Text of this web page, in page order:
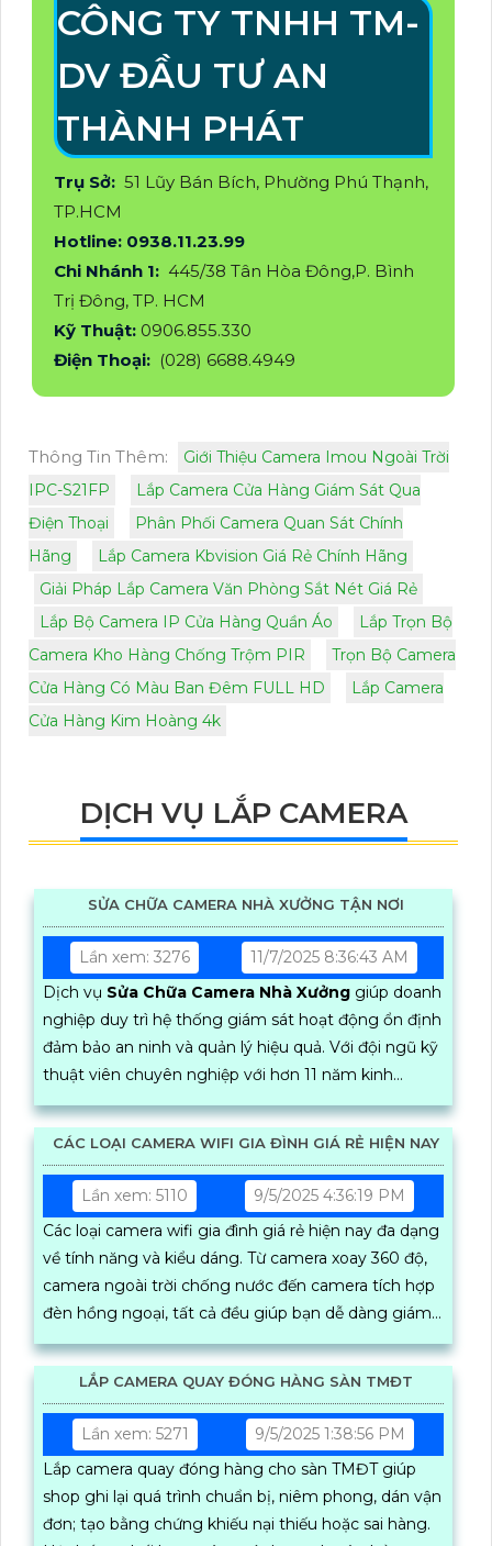
CÔNG TY TNHH TM-
DV ĐẦU TƯ AN
THÀNH PHÁT
Trụ Sở: 51 Lũy Bán Bích, Phường Phú Thạnh,
TP.HCM
Hotline: 0938.11.23.99
Chi Nhánh 1: 445/38 Tân Hòa Đông,P. Bình
Trị Đông, TP. HCM
Kỹ Thuật: 0906.855.330
Điện Thoại: (028) 6688.4949
Thông Tin Thêm:
Giới Thiệu Camera Imou Ngoài Trời
IPC-S21FP
Lắp Camera Cửa Hàng Giám Sát Qua
Điện Thoại
Phân Phối Camera Quan Sát Chính
Hãng
Lắp Camera Kbvision Giá Rẻ Chính Hãng
Giải Pháp Lắp Camera Văn Phòng Sắt Nét Giá Rẻ
Lắp Bộ Camera IP Cửa Hàng Quần Áo
Lắp Trọn Bộ
Camera Kho Hàng Chống Trộm PIR
Trọn Bộ Camera
Cửa Hàng Có Màu Ban Đêm FULL HD
Lắp Camera
Cửa Hàng Kim Hoàng 4k
DỊCH VỤ LẮP CAMERA
SỬA CHỮA CAMERA NHÀ XƯỞNG TẬN NƠI
Lần xem: 3276
11/7/2025 8:36:43 AM
Dịch vụ Sửa Chữa Camera Nhà Xưởng giúp doanh
nghiệp duy trì hệ thống giám sát hoạt động ổn định
đảm bảo an ninh và quản lý hiệu quả. Với đội ngũ kỹ
thuật viên chuyên nghiệp với hơn 11 năm kinh
nghiệm và tinh thần trách nhiệm cao An Thành Phát
mang đến giải pháp sửa chữa camera nhà xưởng
tận nơi nhanh chóng tiết kiệm chi phí và đáp ứng
mọi nhu cầu của khách hàng tại TP
CÁC LOẠI CAMERA WIFI GIA ĐÌNH GIÁ RẺ HIỆN NAY
Lần xem: 5110
9/5/2025 4:36:19 PM
Các loại camera wifi gia đình giá rẻ hiện nay đa dạng
về tính năng và kiểu dáng. Từ camera xoay 360 độ,
camera ngoài trời chống nước đến camera tích hợp
đèn hồng ngoại, tất cả đều giúp bạn dễ dàng giám
sát ngôi nhà từ xa qua điện thoại một cách tiện lợi
LẮP CAMERA QUAY ĐÓNG HÀNG SÀN TMĐT
Lần xem: 5271
9/5/2025 1:38:56 PM
Lắp camera quay đóng hàng cho sàn TMĐT giúp
shop ghi lại quá trình chuẩn bị, niêm phong, dán vận
đơn; tạo bằng chứng khiếu nại thiếu hoặc sai hàng.